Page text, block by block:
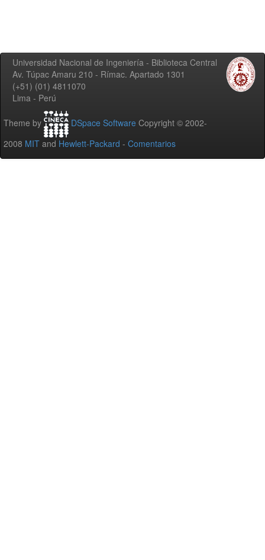
Universidad Nacional de Ingeniería - Biblioteca Central
Av. Túpac Amaru 210 - Rímac. Apartado 1301
(+51) (01) 4811070
Lima - Perú
Theme by DSpace Software Copyright © 2002-
2008 MIT and Hewlett-Packard - Comentarios